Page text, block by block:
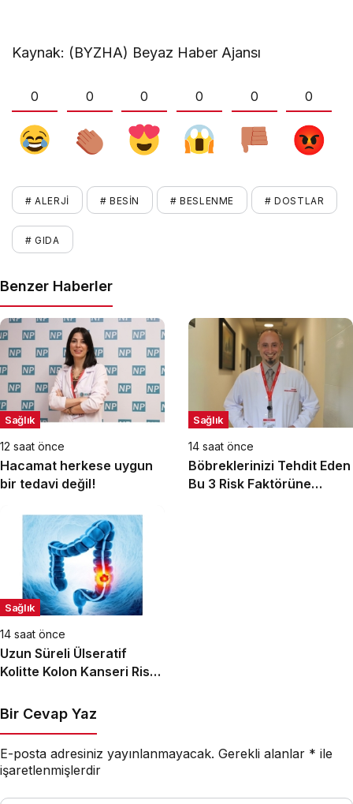
Kaynak: (BYZHA) Beyaz Haber Ajansı
0 0 0 0 0 0
# ALERJI # BESIN # BESLENME # DOSTLAR
# GIDA
Benzer Haberler
Sağlık
12 saat önce
Hacamat herkese uygun
bir tedavi değil!
Sağlık
14 saat önce
Böbreklerinizi Tehdit Eden
Bu 3 Risk Faktörüne
Sağlık
14 saat önce
Uzun Süreli Ülseratif
Kolitte Kolon Kanseri Riski
Bir Cevap Yaz
E-posta adresiniz yayınlanmayacak. Gerekli alanlar * ile
işaretlenmişlerdir